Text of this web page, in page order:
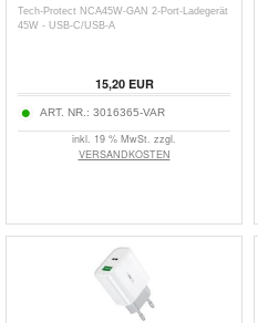
Tech-Protect NCA45W-GAN 2-Port-Ladegerät
45W - USB-C/USB-A
15,20EUR
ART. NR.: 3016365-VAR
inkl. 19 % MwSt. zzgl.
VERSANDKOSTEN